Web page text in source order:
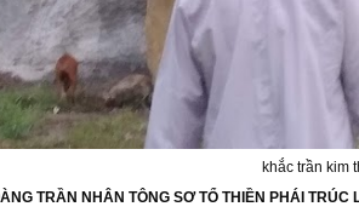
khắc trần kim
TRẦN NHÂN TÔNG SƠ TỔ THIỀN PHÁI TRÚC